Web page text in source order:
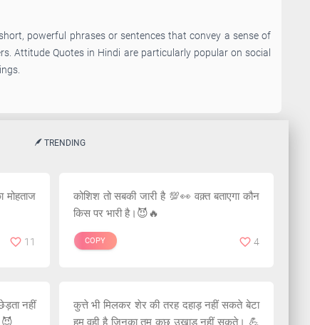
powerful phrases or sentences that convey a sense of
Attitude Quotes in Hindi are particularly popular on social
TRENDING
मोहताज
11
कोशिश तो सबकी जारी है 💯👀 वक़्त बताएगा कौन
किस पर भारी है।😈🔥
COPY 4
नहीं
कुत्ते भी मिलकर शेर की तरह दहाड़ नहीं सकते बेटा
हम वही है जिनका तुम कुछ उखाड़ नहीं सकते। 💪